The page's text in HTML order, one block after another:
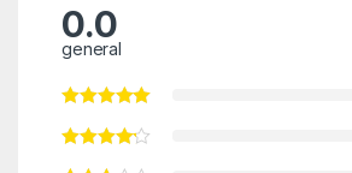
0.0
general